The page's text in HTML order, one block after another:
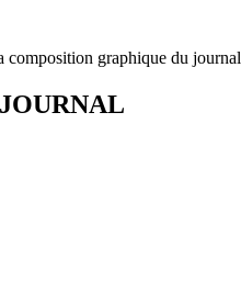
composition graphique du journal